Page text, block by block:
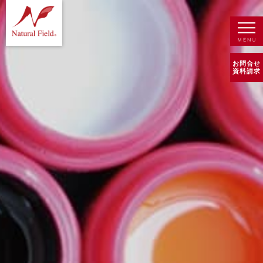
お問合せ
資料請求